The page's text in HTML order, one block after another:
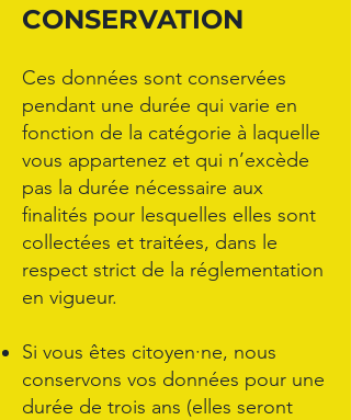
CONSERVATION
Ces données sont conservées
pendant une durée qui varie en
fonction de la catégorie à laquelle
vous appartenez et qui n’excède
pas la durée nécessaire aux
finalités pour lesquelles elles sont
collectées et traitées, dans le
respect strict de la réglementation
en vigueur.
Si vous êtes citoyen·ne, nous
conservons vos données pour une
durée de trois ans (elles seront